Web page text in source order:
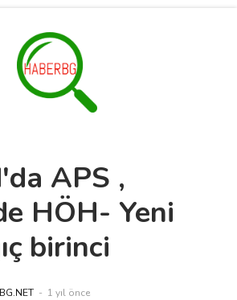
APS ,
HÖH- Yeni
birinci
1 yıl önce